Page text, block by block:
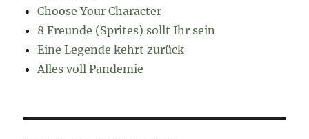
Choose Your Character
8 Freunde (Sprites) sollt Ihr sein
Eine Legende kehrt zurück
Alles voll Pandemie